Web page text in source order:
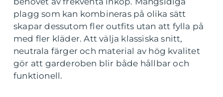
plagg som kan kombineras på olika sätt
skapar dessutom fler outfits utan att fylla på
med fler kläder. Att välja klassiska snitt,
neutrala färger och material av hög kvalitet
gör att garderoben blir både hållbar och
funktionell.